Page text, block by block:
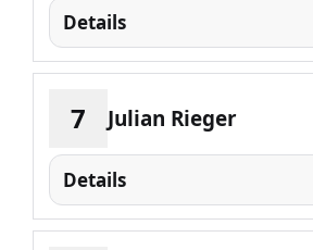
Details
7 Julian Rieger
Details